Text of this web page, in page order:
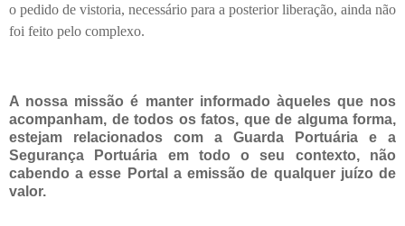
o pedido de vistoria, necessário para a posterior liberação, ainda não
foi feito pelo complexo.
A nossa missão é manter informado àqueles que nos
acompanham, de todos os fatos, que de alguma forma,
estejam relacionados com a Guarda Portuária e a
Segurança Portuária em todo o seu contexto, não
cabendo a esse Portal a emissão de qualquer juízo de
valor.